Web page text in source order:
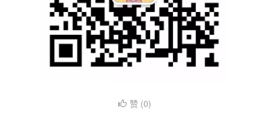
赞 (0)